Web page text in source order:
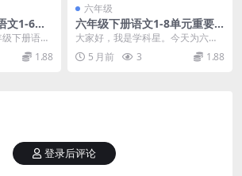
文1-6单
同步复
下册语文
析 大家
1.88
六年级
六年级下册语文1-8单元重要
考点汇总：全册复习重点与必
大家好，我是学科星。今天为六年
级的同学们送上一份重磅资料——
六年级下册语文1-8...
5 月前 3 1.88
登录后评论